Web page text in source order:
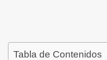
Tabla de Contenidos